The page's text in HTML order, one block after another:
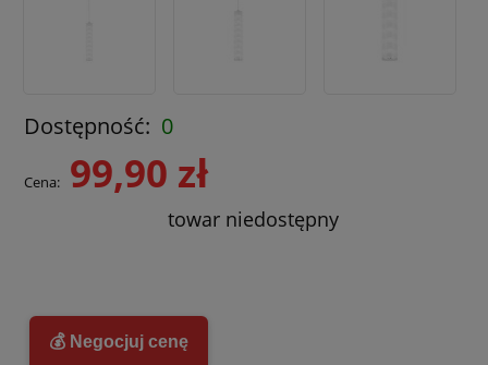
Dostępność: 0
Cena: 99,90 zł
towar niedostępny
💰 Negocjuj cenę